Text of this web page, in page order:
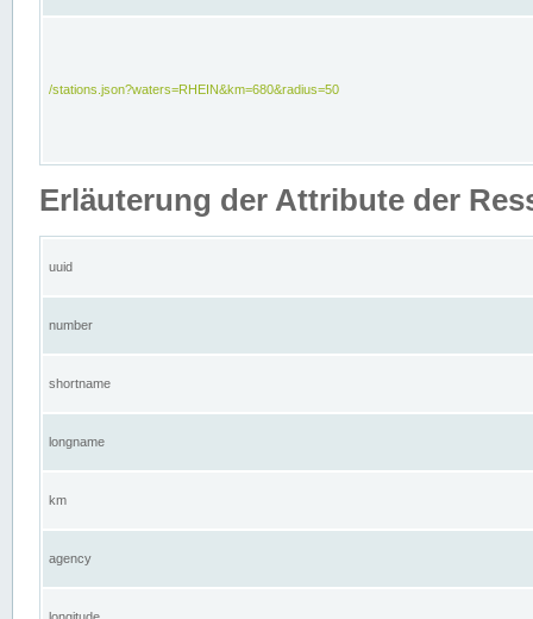
/stations.json?waters=RHEIN&km=680&radius=50
Erläuterung der Attribute der
uuid
number
shortname
longname
km
agency